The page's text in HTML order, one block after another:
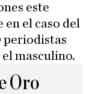
este
el caso del
periodistas
masculino.
Oro